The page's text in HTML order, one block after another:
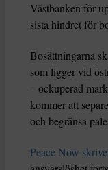
Västbanken för
sista hindret för
Bosättningarna
som ligger vid
– ockuperad
kommer att
och begränsa
Peace Now